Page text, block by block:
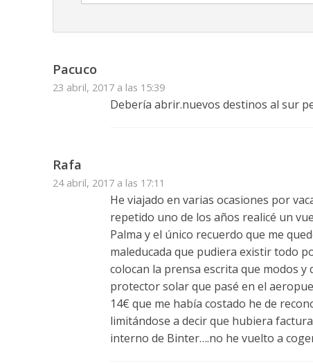
Pacuco
23 abril, 2017 a las 15:39
Debería abrir.nuevos destinos al sur
Rafa
24 abril, 2017 a las 17:11
He viajado en varias ocasiones por
repetido uno de los años realicé un
Palma y el único recuerdo que me
maleducada que pudiera existir todo
colocan la prensa escrita que modos
protector solar que pasé en el
14€ que me había costado he de
limitándose a decir que hubiera
interno de Binter….no he vuelto a